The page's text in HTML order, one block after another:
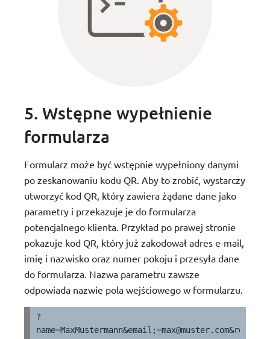
5. Wstępne wypełnienie
formularza
Formularz może być wstępnie wypełniony danymi
po zeskanowaniu kodu QR. Aby to zrobić, wystarczy
utworzyć kod QR, który zawiera żądane dane jako
parametry i przekazuje je do formularza
potencjalnego klienta. Przykład po prawej stronie
pokazuje kod QR, który już zakodował adres e-mail,
imię i nazwisko oraz numer pokoju i przesyła dane
do formularza. Nazwa parametru zawsze
odpowiada nazwie pola wejściowego w formularzu.
?
name=MaxMustermann&email;=max@muster.com